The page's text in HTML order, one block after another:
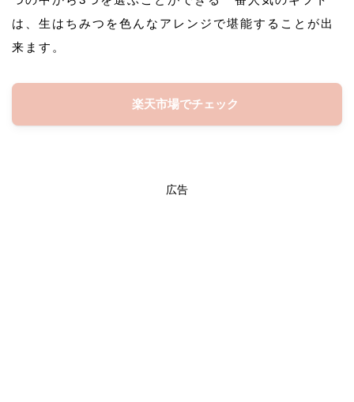
は、生はちみつを色んなアレンジで堪能することが出
来ます。
楽天市場でチェック
広告